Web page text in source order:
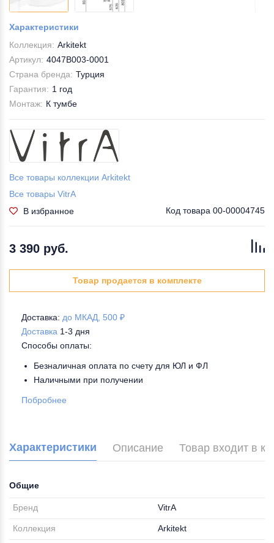
Характеристики
Коллекция: Arkitekt
Артикул: 4047B003-0001
Страна бренда: Турция
Гарантия: 1 год
Монтаж: К тумбе
Все товары коллекции Arkitekt
Все товары VitrA
В избранное
Код товара 00-00004745
3 390 руб.
Товар продается в комплекте
Доставка: до МКАД, 500 ₽
Доставка 1-3 дня
Способы оплаты:
Безналичная оплата по счету для ЮЛ и ФЛ
Наличными при получении
Побробнее
Характеристики Описание Товар входит в
Общие
Бренд VitrA
Коллекция Arkitekt